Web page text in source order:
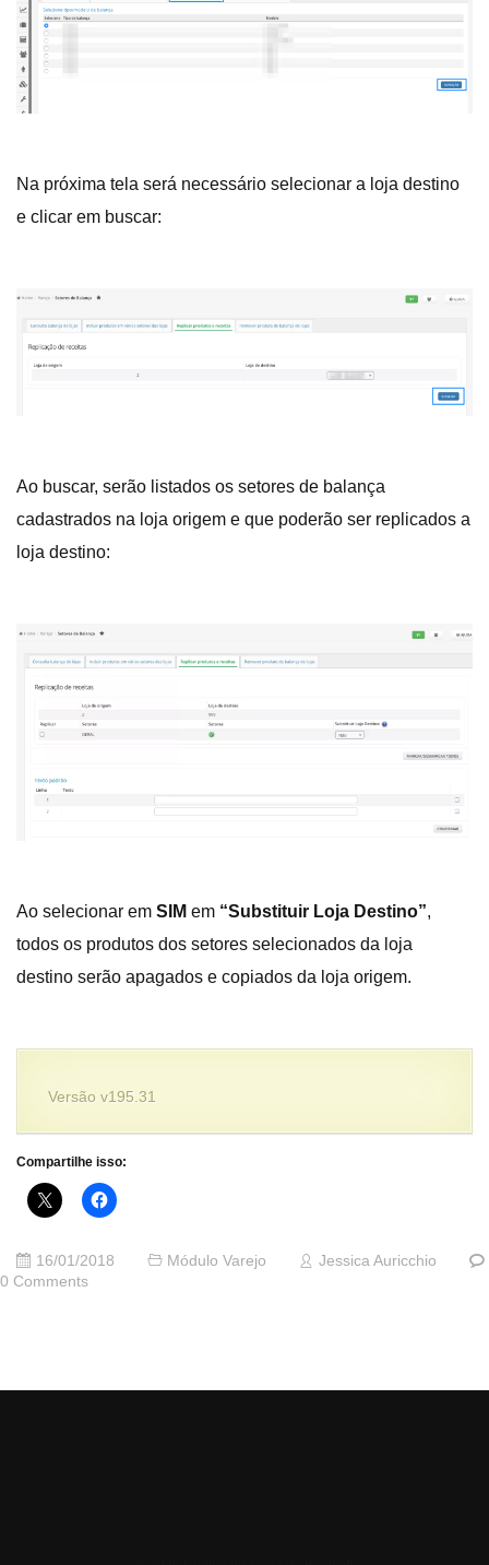
Na próxima tela será necessário selecionar a loja destino
e clicar em buscar:
Ao buscar, serão listados os setores de balança
cadastrados na loja origem e que poderão ser replicados a
loja destino:
Ao selecionar em SIM em “Substituir Loja Destino”,
todos os produtos dos setores selecionados da loja
destino serão apagados e copiados da loja origem.
Versão v195.31
Compartilhe isso:
16/01/2018 Módulo Varejo
Jessica Auricchio
0 Comments